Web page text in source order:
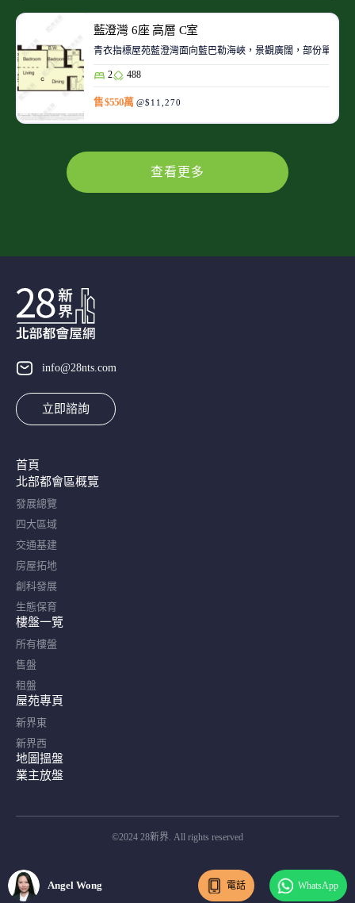
藍澄灣 6座 高層 C室
青衣指標屋苑藍澄灣面向藍巴勒海峽，景觀廣闊，部份單位
2 488
售 $550萬 @$11,270
查看更多
info@28nts.com
立即諮詢
首頁
北部都會區概覽​
發展總覽
四大區域
交通基建
房屋拓地
創科發展
生態保育
樓盤一覽
所有樓盤
售盤
租盤
屋苑專頁
新界東
新界西
地圖搵盤
業主放盤
©2024 28新界. All rights reserved
Angel Wong
Angel Wong 電話 WhatsApp